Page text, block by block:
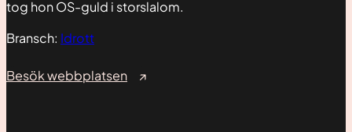
tog hon OS-guld i storslalom.
Bransch: Idrott
Besök webbplatsen